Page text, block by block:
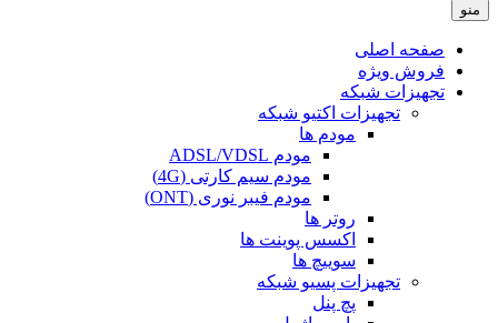
منو
صفحه اصلی
فروش ویژه
تجهیزات شبکه
تجهیزات اکتیو شبکه
مودم ها
مودم ADSL/VDSL
مودم سیم کارتی (4G)
مودم فیبر نوری (ONT)
روتر ها
اکسس پوینت ها
سوییچ ها
تجهیزات پسیو شبکه
پچ پنل